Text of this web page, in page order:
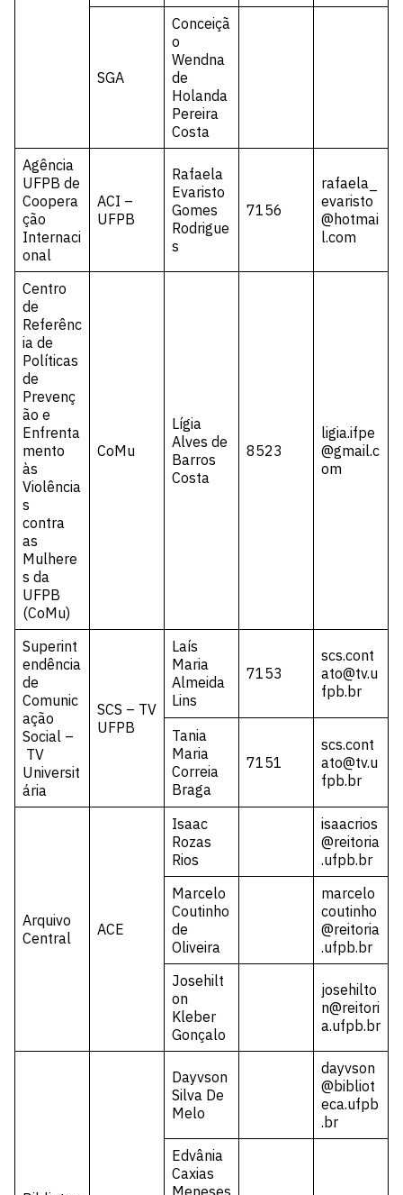
SGA
Conceiçã
o
Wendna
de
Holanda
Pereira
Costa
Agência
UFPB de
Coopera
ção
Internaci
onal
ACI –
UFPB
Rafaela
Evaristo
Gomes
Rodrigue
s
7156
rafaela_
evaristo
@hotmai
l.com
Centro
de
Referênc
ia de
Políticas
de
Prevenç
ão e
Enfrenta
mento
às
Violência
s
contra
as
Mulhere
s da
UFPB
(CoMu)
CoMu
Lígia
Alves de
Barros
Costa
8523
ligia.ifpe
@gmail.c
om
Superint
endência
de
Comunic
ação
Social –
TV
Universit
ária
SCS – TV
UFPB
Laís
Maria
Almeida
Lins
7153
scs.cont
ato@tv.u
fpb.br
Tania
Maria
Correia
Braga
7151
scs.cont
ato@tv.u
fpb.br
Arquivo
Central
ACE
Isaac
Rozas
Rios
isaacrios
@reitoria
.ufpb.br
Marcelo
Coutinho
de
Oliveira
marcelo
coutinho
@reitoria
.ufpb.br
Josehilt
on
Kleber
Gonçalo
josehilto
n@reitori
a.ufpb.br
Dayvson
Silva De
Melo
dayvson
@bibliot
eca.ufpb
.br
Edvânia
Caxias
Meneses